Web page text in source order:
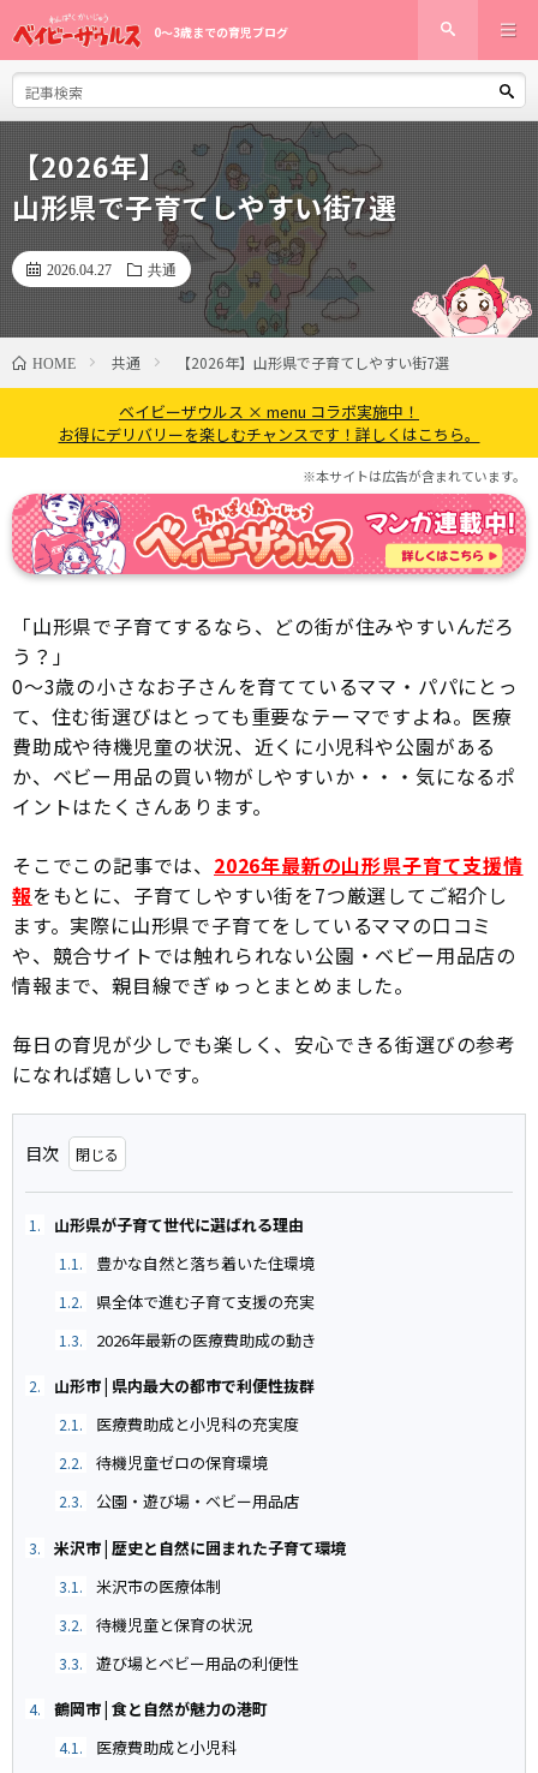
0〜3歳までの育児ブログ
【2026年】
山形県で子育てしやすい街7選
2026.04.27 共通
HOME 共通 【2026年】山形県で子育てしやすい街7選
ベイビーザウルス × menu コラボ実施中！
お得にデリバリーを楽しむチャンスです！詳しくはこちら。
※本サイトは広告が含まれています。
「山形県で子育てするなら、どの街が住みやすいんだろ
う？」
0〜3歳の小さなお子さんを育てているママ・パパにとっ
て、住む街選びはとっても重要なテーマですよね。医療
費助成や待機児童の状況、近くに小児科や公園がある
か、ベビー用品の買い物がしやすいか・・・気になるポ
イントはたくさんあります。
そこでこの記事では、 2026年最新の山形県子育て支援情
報をもとに、子育てしやすい街を7つ厳選してご紹介し
ます。実際に山形県で子育てをしているママの口コミ
や、競合サイトでは触れられない公園・ベビー用品店の
情報まで、親目線でぎゅっとまとめました。
毎日の育児が少しでも楽しく、安心できる街選びの参考
になれば嬉しいです。
目次
1. 山形県が子育て世代に選ばれる理由
1.1. 豊かな自然と落ち着いた住環境
1.2. 県全体で進む子育て支援の充実
1.3. 2026年最新の医療費助成の動き
2. 山形市 | 県内最大の都市で利便性抜群
2.1. 医療費助成と小児科の充実度
2.2. 待機児童ゼロの保育環境
2.3. 公園・遊び場・ベビー用品店
3. 米沢市 | 歴史と自然に囲まれた子育て環境
3.1. 米沢市の医療体制
3.2. 待機児童と保育の状況
3.3. 遊び場とベビー用品の利便性
4. 鶴岡市 | 食と自然が魅力の港町
4.1. 医療費助成と小児科